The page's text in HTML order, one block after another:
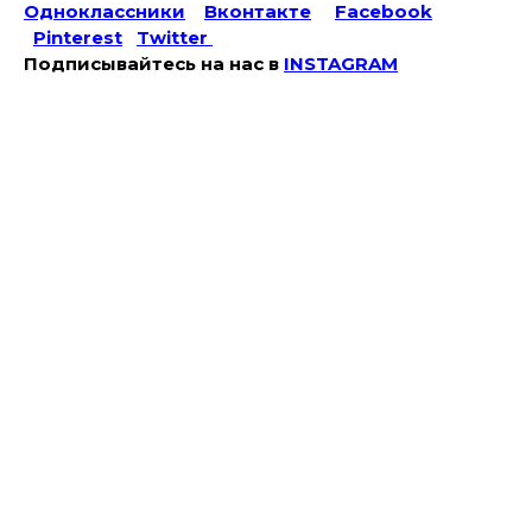
Одноклассники
Вконтакте
Facebook
Pinterest
Twitter
Подписывайтесь на наc в INSTAGRAM